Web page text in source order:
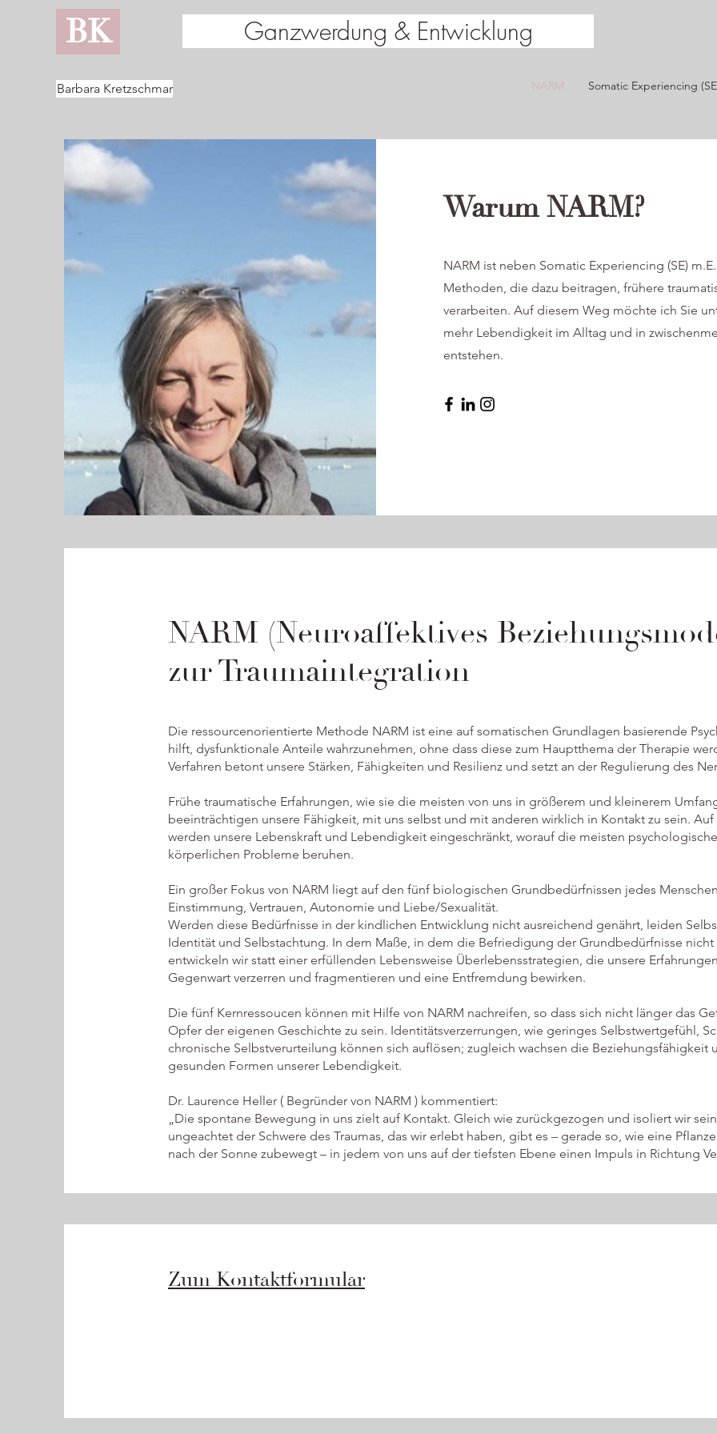
BK
Barbara Kretzschmar
Ganzwerdung & Entwicklung
NARM Somatic Experiencing
Warum NARM?
NARM ist neben Somatic Experiencing (SE)
Methoden, die dazu beitragen, frühere
verarbeiten. Auf diesem Weg möchte ich Sie
mehr Lebendigkeit im Alltag und in
entstehen.
NARM (Neuroaffektives
zur Traumaintegration
Die ressourcenorientierte Methode NARM ist eine auf somatischen Grundlagen basierende
hilft, dysfunktionale Anteile wahrzunehmen, ohne dass diese zum Hauptthema der Therapie
Verfahren betont unsere Stärken, Fähigkeiten und Resilienz und setzt an der Regulierung des
Frühe traumatische Erfahrungen, wie sie die meisten von uns in größerem und kleinerem
beeinträchtigen unsere Fähigkeit, mit uns selbst und mit anderen wirklich in Kontakt zu sein.
werden unsere Lebenskraft und Lebendigkeit eingeschränkt, worauf die meisten
körperlichen Probleme beruhen.
Ein großer Fokus von NARM liegt auf den fünf biologischen Grundbedürfnissen jedes
Einstimmung, Vertrauen, Autonomie und Liebe/Sexualität.
Werden diese Bedürfnisse in der kindlichen Entwicklung nicht ausreichend genährt, leiden
Identität und Selbstachtung. In dem Maße, in dem die Befriedigung der Grundbedürfnisse nicht
entwickeln wir statt einer erfüllenden Lebensweise Überlebensstrategien, die unsere
Gegenwart verzerren und fragmentieren und eine Entfremdung bewirken.
Die fünf Kernressoucen können mit Hilfe von NARM nachreifen, so dass sich nicht länger das
Opfer der eigenen Geschichte zu sein. Identitätsverzerrungen, wie geringes Selbstwertgefühl,
chronische Selbstverurteilung können sich auflösen; zugleich wachsen die Beziehungsfähigkeit
gesunden Formen unserer Lebendigkeit.
Dr. Laurence Heller ( Begründer von NARM ) kommentiert:
„Die spontane Bewegung in uns zielt auf Kontakt. Gleich wie zurückgezogen und isoliert wir
ungeachtet der Schwere des Traumas, das wir erlebt haben, gibt es – gerade so, wie eine
nach der Sonne zubewegt – in jedem von uns auf der tiefsten Ebene einen Impuls in Richtung
Zum Kontaktformular